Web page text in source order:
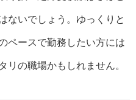
ないでしょう。ゆっくりと
ペースで勤務したい方には
リの職場かもしれません。